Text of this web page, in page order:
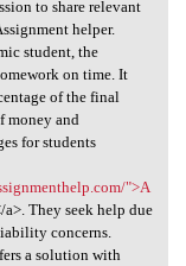
to share relevant
helper.
student, the
on time. It
of the final
money and
for students
">A
They seek help due
concerns.
a solution with